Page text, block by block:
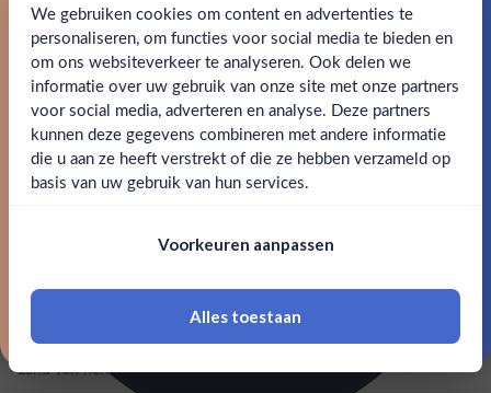
Ben jij 18 jaar of ouder?
Ja Nee
18 jaar of ouder zijn
editie is er onder andere finger lime, koriander, kardemom
en sechuan peper aan het recept toegevoegd.
SPECIFICATIES
Alcohol 43.00%
0,7L
Land van herkomst België
We gebruiken cookies om content en advertenties te
personaliseren, om functies voor social media te bieden en
om ons websiteverkeer te analyseren. Ook delen we
informatie over uw gebruik van onze site met onze partners
voor social media, adverteren en analyse. Deze partners
kunnen deze gegevens combineren met andere informatie
die u aan ze heeft verstrekt of die ze hebben verzameld op
basis van uw gebruik van hun services.
Voorkeuren aanpassen
Alles toestaan
Schrijf je in en ontvang direct 5% korting op je eerste
bestelling.
Email
Claim mijn korting